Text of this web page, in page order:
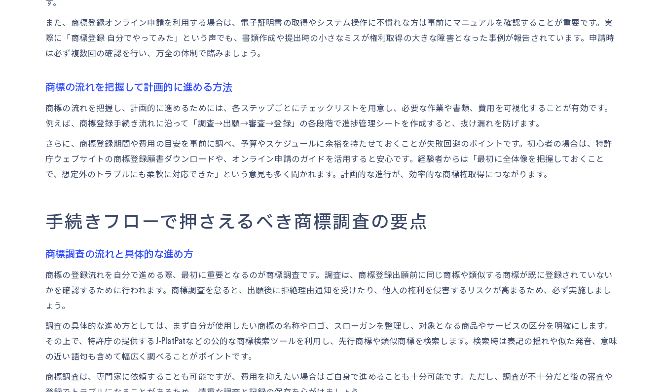
商標登録手続き流れとトラブル事例の紹介
また、商標登録オンライン申請を利用する場合は、電子証明書の取得やシステム操作に不慣れな方は事前にマニュアルを確認することが重要です。実
際に「商標登録 自分でやってみた」という声でも、書類作成や提出時の小さなミスが権利取得の大きな障害となった事例が報告されています。申請時
は必ず複数回の確認を行い、万全の体制で臨みましょう。
商標の流れを把握して計画的に進める方法
商標の流れを把握し、計画的に進めるためには、各ステップごとにチェックリストを用意し、必要な作業や書類、費用を可視化することが有効です。
例えば、商標登録手続き流れに沿って「調査→出願→審査→登録」の各段階で進捗管理シートを作成すると、抜け漏れを防げます。
さらに、商標登録期間や費用の目安を事前に調べ、予算やスケジュールに余裕を持たせておくことが失敗回避のポイントです。初心者の場合は、特許
庁ウェブサイトの商標登録願書ダウンロードや、オンライン申請のガイドを活用すると安心です。経験者からは「最初に全体像を把握しておくこと
で、想定外のトラブルにも柔軟に対応できた」という意見も多く聞かれます。計画的な進行が、効率的な商標権取得につながります。
手続きフローで押さえるべき商標調査の要点
商標調査の流れと具体的な進め方
商標の登録流れを自分で進める際、最初に重要となるのが商標調査です。調査は、商標登録出願前に同じ商標や類似する商標が既に登録されていない
かを確認するために行われます。商標調査を怠ると、出願後に拒絶理由通知を受けたり、他人の権利を侵害するリスクが高まるため、必ず実施しまし
ょう。
調査の具体的な進め方としては、まず自分が使用したい商標の名称やロゴ、スローガンを整理し、対象となる商品やサービスの区分を明確にします。
その上で、特許庁の提供するJ-PlatPatなどの公的な商標検索ツールを利用し、先行商標や類似商標を検索します。検索時は表記の揺れや似た発音、意味
の近い語句も含めて幅広く調べることがポイントです。
商標調査は、専門家に依頼することも可能ですが、費用を抑えたい場合はご自身で進めることも十分可能です。ただし、調査が不十分だと後の審査や